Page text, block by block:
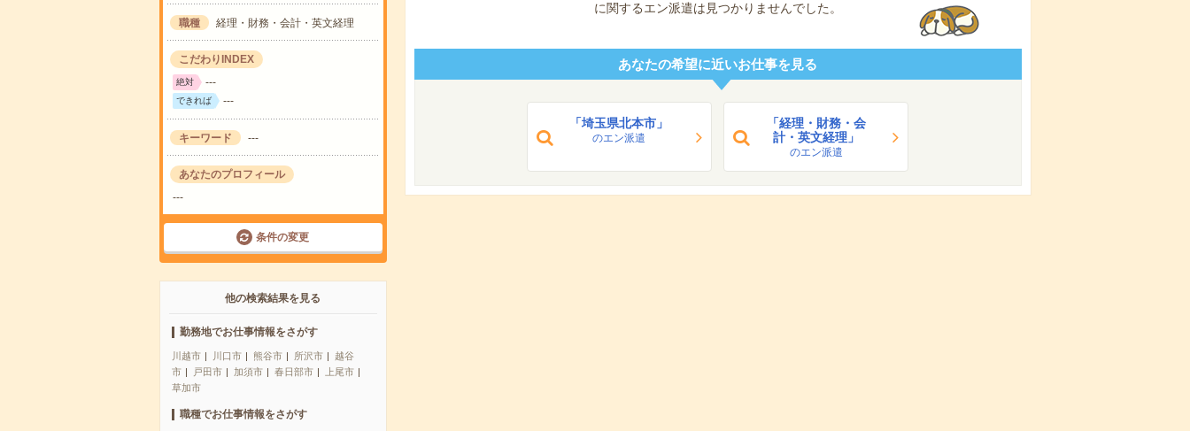
職種 経理・財務・会計・英文経理
こだわりINDEX
絶対 ---
できれば ---
キーワード ---
あなたのプロフィール
---
条件の変更
他の検索結果を見る
勤務地でお仕事情報をさがす
川越市 川口市 熊谷市 所沢市
越谷
市
戸田市 加須市 春日部市
上尾市
草加市
職種でお仕事情報をさがす
に関するエン派遣は見つかりませんでした。
あなたの希望に近いお仕事を見る
「埼玉県北本市」
のエン派遣
「経理・財務・会
計・英文経理」
のエン派遣